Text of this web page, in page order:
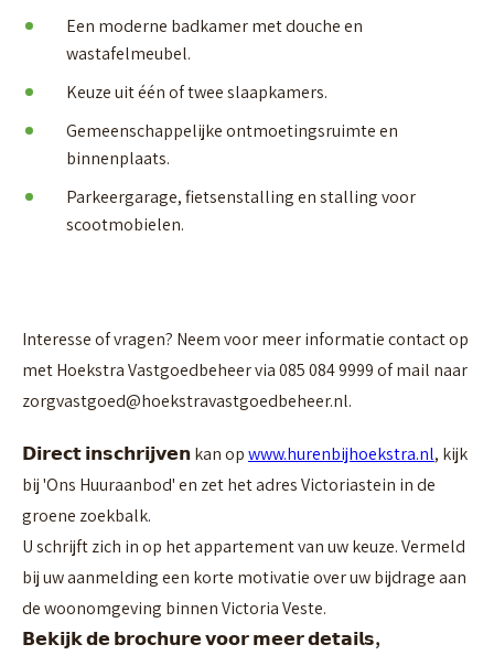
Een moderne badkamer met douche en
wastafelmeubel.
Keuze uit één of twee slaapkamers.
Gemeenschappelijke ontmoetingsruimte en
binnenplaats.
Parkeergarage, fietsenstalling en stalling voor
scootmobielen.
Interesse of vragen? Neem voor meer informatie contact op
met Hoekstra Vastgoedbeheer via 085 084 9999 of mail naar
zorgvastgoed@hoekstravastgoedbeheer.nl.
𝗗𝗶𝗿𝗲𝗰𝘁 𝗶𝗻𝘀𝗰𝗵𝗿𝗶𝗷𝘃𝗲𝗻 kan opwww.hurenbijhoekstra.nl, kijk
bij 'Ons Huuraanbod' en zet het adres Victoriastein in de
groene zoekbalk.
U schrijft zich in op het appartement van uw keuze. Vermeld
bij uw aanmelding een korte motivatie over uw bijdrage aan
de woonomgeving binnen Victoria Veste.
𝗕𝗲𝗸𝗶𝗷𝗸 𝗱𝗲 𝗯𝗿𝗼𝗰𝗵𝘂𝗿𝗲 𝘃𝗼𝗼𝗿 𝗺𝗲𝗲𝗿 𝗱𝗲𝘁𝗮𝗶𝗹𝘀,